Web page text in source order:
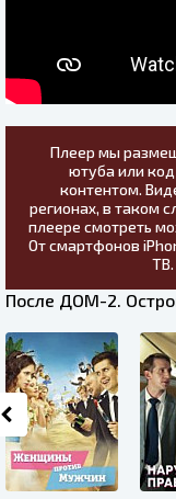
Плеер мы
ютуба или
контентом.
регионах, в таком
плеере смотреть
От смартфонов
После ДОМ-2.